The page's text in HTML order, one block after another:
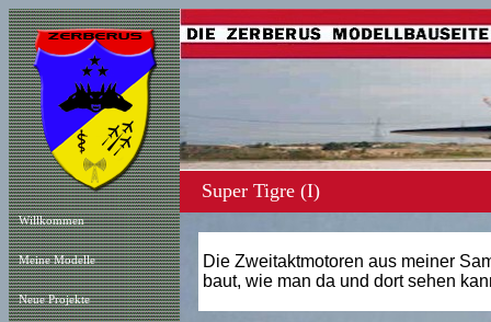
Willkommen
Meine Modelle
Neue Projekte
Super Tigre (I)
Die Zweitaktmotoren aus meiner
baut, wie man da und dort sehen